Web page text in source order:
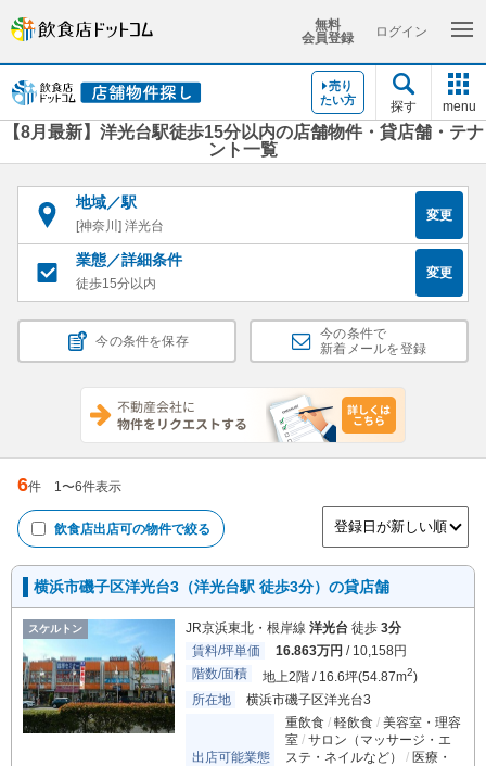
無料
会員登録
ログイン
売り
たい方
探す menu
【8月最新】洋光台駅徒歩15分以内の店舗物件・貸店舗・テナ
ント一覧
地域／駅
[神奈川] 洋光台
変更
業態／詳細条件
徒歩15分以内
変更
今の条件を保存
今の条件で
新着メールを登録
6件 1〜6件表示
飲食店出店可の物件で絞る
横浜市磯子区洋光台3（洋光台駅 徒歩3分）の貸店舗
スケルトン JR京浜東北・根岸線 洋光台 徒歩 3分
賃料/坪単価
16.863万円 / 10,158円
階数/面積
地上2階 / 16.6坪(54.87m2)
所在地
横浜市磯子区洋光台3
出店可能業態
重飲食 軽飲食
美容室・理容
室
サロン（マッサージ・エ
ステ・ネイルなど）
医療・